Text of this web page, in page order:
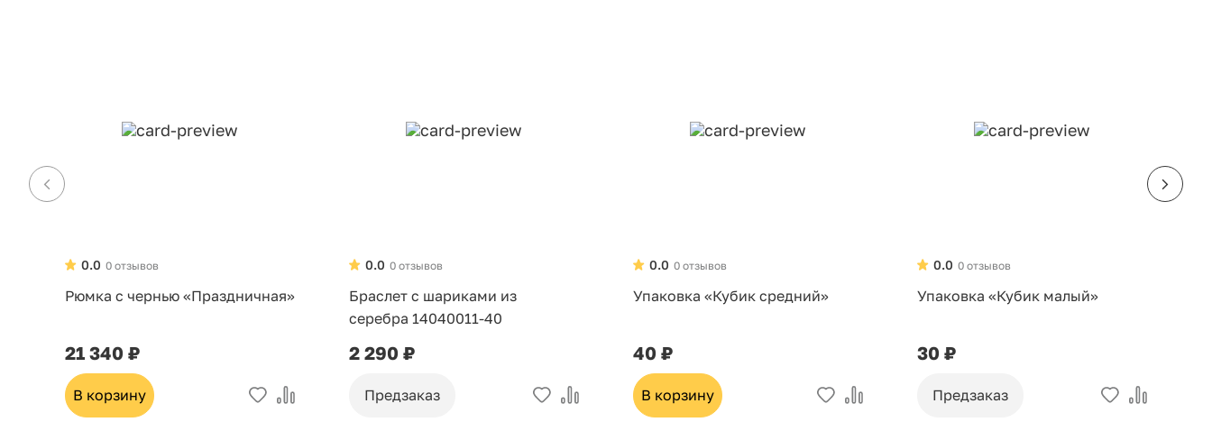
0 отзывов
0.0
Рюмка с чернью «Праздничная»
21 340 ₽
В корзину
0 отзывов
0.0
Браслет с шариками из
серебра 14040011-40
2 290 ₽
Предзаказ
0 отзывов
0.0
Упаковка «Кубик средний»
40 ₽
В корзину
0 отзывов
0.0
Упаковка «Кубик малый»
30 ₽
Предзаказ